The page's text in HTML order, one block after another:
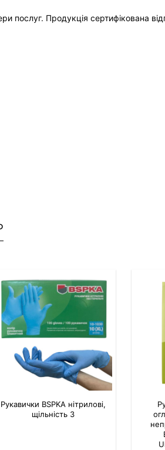
послуг. Продукція сертифікована
Рукавички BSPKA нітрилові,
щільність 3